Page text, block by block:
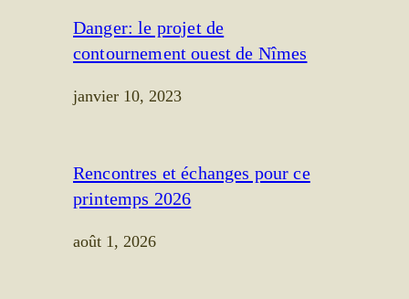
Danger: le projet de
contournement ouest de Nîmes
janvier 10, 2023
Rencontres et échanges pour ce
printemps 2026
août 1, 2026